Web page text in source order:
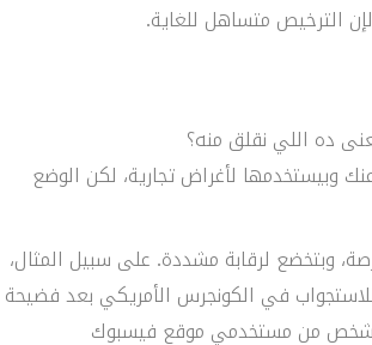
الترخيص متساهل للغاية.
ده اللي نقلق منه؟
وبيستخدمها لأغراض تجارية، لكن الوضع
وبتخضع لرقابة مشددة. على سبيل المثال،
مجلس إدارة فيسبوك مارك زوكربيرج، خضع في أبريل 2018 للاستجواب في الكونجرس الأمريكي بعد فضيحة
اللي حصلت على بيانات من نحو 87 مليون شخص من مستخدمي موقع فيسبوك